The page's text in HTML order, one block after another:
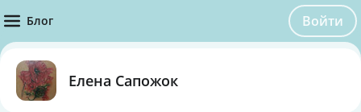
Блог Войти
Елена Сапожок